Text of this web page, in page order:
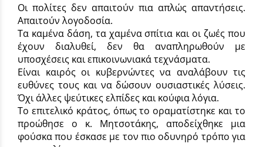
Οι πολίτες δεν απαιτούν πια απλώς απαντήσεις.
Απαιτούν λογοδοσία.
Τα καμένα δάση, τα χαμένα σπίτια και οι ζωές που
έχουν διαλυθεί, δεν θα αναπληρωθούν με
υποσχέσεις και επικοινωνιακά τεχνάσματα.
Είναι καιρός οι κυβερνώντες να αναλάβουν τις
ευθύνες τους και να δώσουν ουσιαστικές λύσεις.
Όχι άλλες ψεύτικες ελπίδες και κούφια λόγια.
Το επιτελικό κράτος, όπως το οραματίστηκε και το
προώθησε ο κ. Μητσοτάκης, αποδείχθηκε μια
φούσκα που έσκασε με τον πιο οδυνηρό τρόπο για